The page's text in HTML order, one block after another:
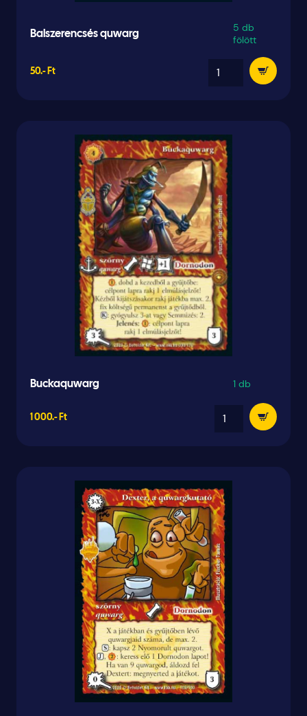
Balszerencsés quwarg
5 db
fölött
50.- Ft
Buckaquwarg 1 db
1 000.- Ft